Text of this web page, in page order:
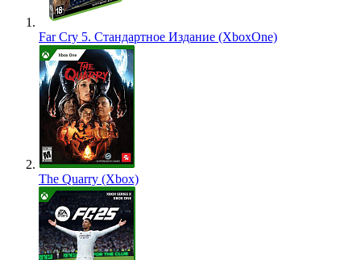
Far Cry 5. Стандартное Издание (XboxOne)
The Quarry (Xbox)